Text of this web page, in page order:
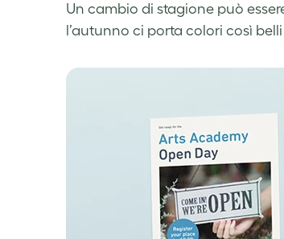
Un cambio di stagione può
l’autunno ci porta colori così